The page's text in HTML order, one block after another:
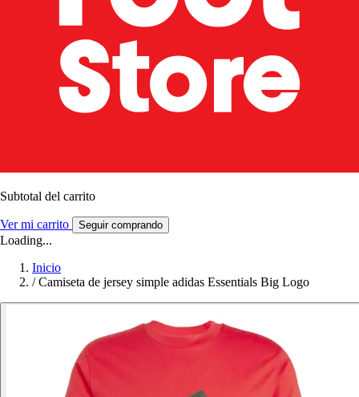
Subtotal del carrito
Ver mi carrito Seguir comprando
Loading...
Inicio
/ Camiseta de jersey simple adidas Essentials Big Logo